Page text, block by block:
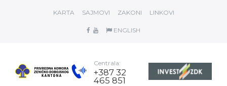
KARTA SAJMOVI ZAKONI LINKOVI
ENGLISH
Centrala:
+387 32
465 851